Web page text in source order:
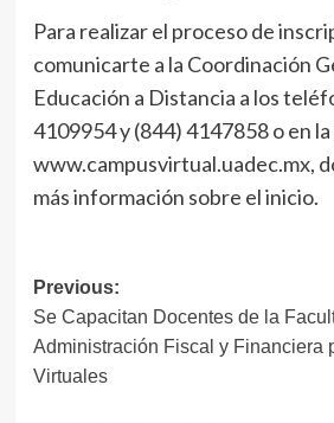
Para realizar el proceso de
comunicarte a la Coordinación
Educación a Distancia a los
4109954 y (844) 4147858 o en
www.campusvirtual.uadec.mx,
más información sobre el inicio.
Navegación
de
entradas
Previous:
Se Capacitan Docentes de la
Administración Fiscal y Financiera
Virtuales